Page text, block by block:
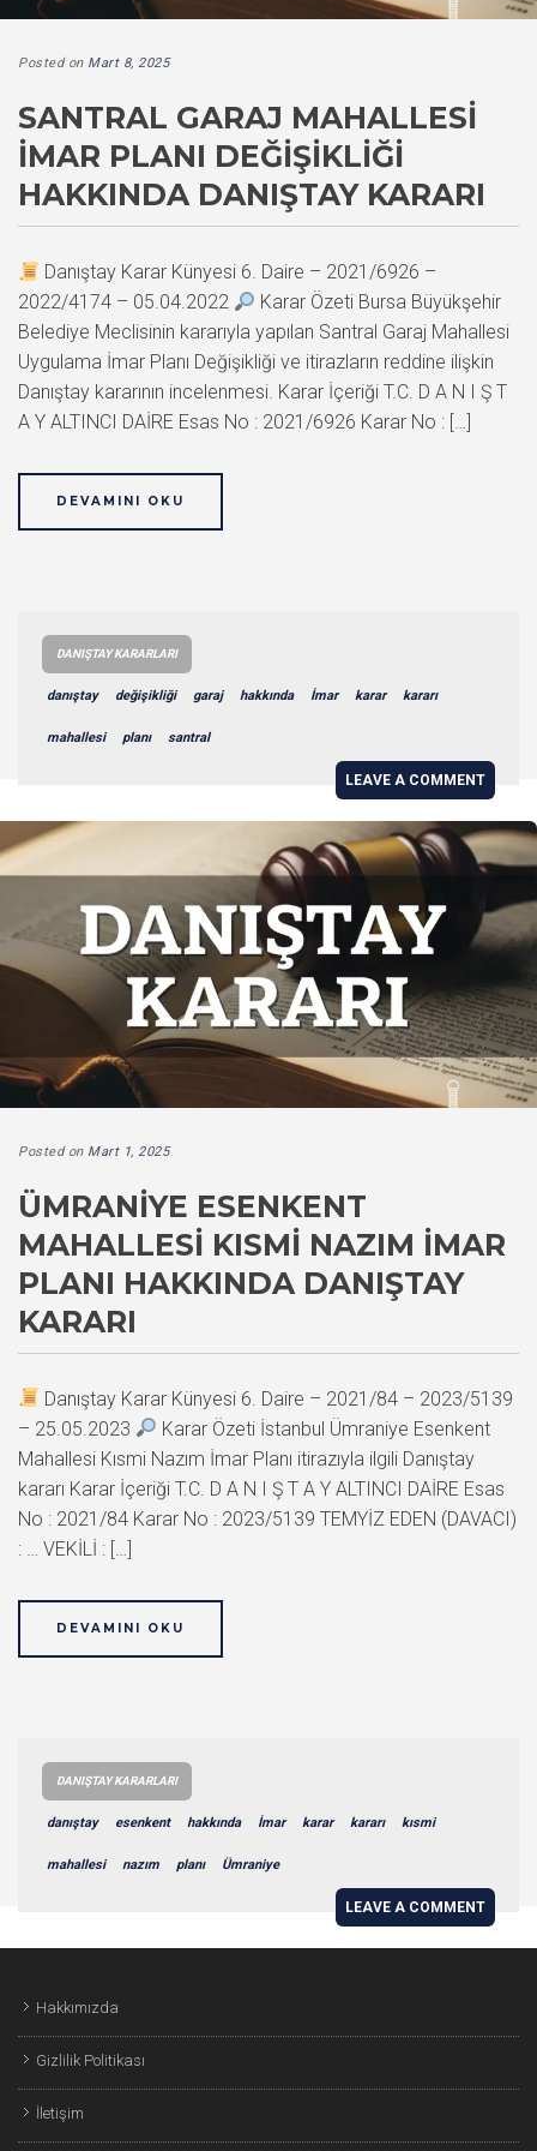
Posted on Mart 8, 2025
SANTRAL GARAJ MAHALLESI
İMAR PLANI DEĞIŞIKLIĞI
HAKKINDA DANIŞTAY KARARI
Danıştay Karar Künyesi 6. Daire – 2021/6926 –
2022/4174 – 05.04.2022
Karar Özeti Bursa Büyükşehir
Belediye Meclisinin kararıyla yapılan Santral Garaj Mahallesi
Uygulama İmar Planı Değişikliği ve itirazların reddine ilişkin
Danıştay kararının incelenmesi. Karar İçeriği T.C. D A N I Ş T
A Y ALTINCI DAİRE Esas No : 2021/6926 Karar No : […]
DEVAMINI OKU
DANIŞTAY KARARLARI
danıştay değişikliği garaj hakkında İmar karar kararı
mahallesi planı santral
LEAVE A COMMENT
Posted on Mart 1, 2025
ÜMRANIYE ESENKENT
MAHALLESI KISMI NAZIM İMAR
PLANI HAKKINDA DANIŞTAY
KARARI
Danıştay Karar Künyesi 6. Daire – 2021/84 – 2023/5139
– 25.05.2023
Karar Özeti İstanbul Ümraniye Esenkent
Mahallesi Kısmi Nazım İmar Planı itirazıyla ilgili Danıştay
kararı Karar İçeriği T.C. D A N I Ş T A Y ALTINCI DAİRE Esas
No : 2021/84 Karar No : 2023/5139 TEMYİZ EDEN (DAVACI)
: … VEKİLİ : […]
DEVAMINI OKU
DANIŞTAY KARARLARI
danıştay esenkent hakkında İmar karar kararı kısmi
mahallesi nazım planı Ümraniye
LEAVE A COMMENT
Hakkımızda
Gizlilik Politikası
İletişim